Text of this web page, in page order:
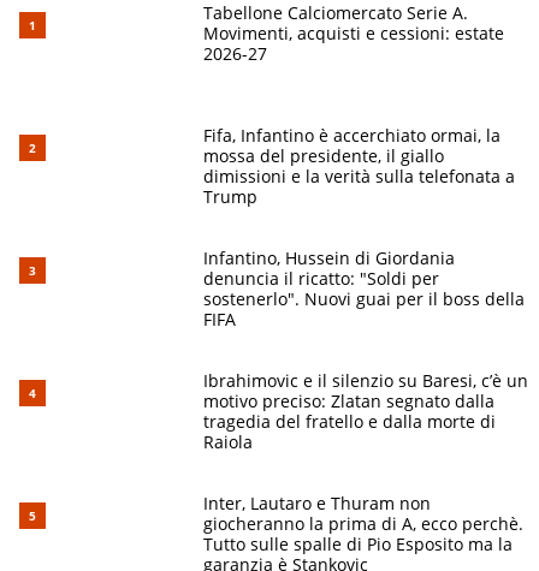
Tabellone Calciomercato Serie A.
Movimenti, acquisti e cessioni: estate
2026-27
Fifa, Infantino è accerchiato ormai, la
mossa del presidente, il giallo
dimissioni e la verità sulla telefonata a
Trump
Infantino, Hussein di Giordania
denuncia il ricatto: "Soldi per
sostenerlo". Nuovi guai per il boss della
FIFA
Ibrahimovic e il silenzio su Baresi, c’è un
motivo preciso: Zlatan segnato dalla
tragedia del fratello e dalla morte di
Raiola
Inter, Lautaro e Thuram non
giocheranno la prima di A, ecco perchè.
Tutto sulle spalle di Pio Esposito ma la
garanzia è Stankovic